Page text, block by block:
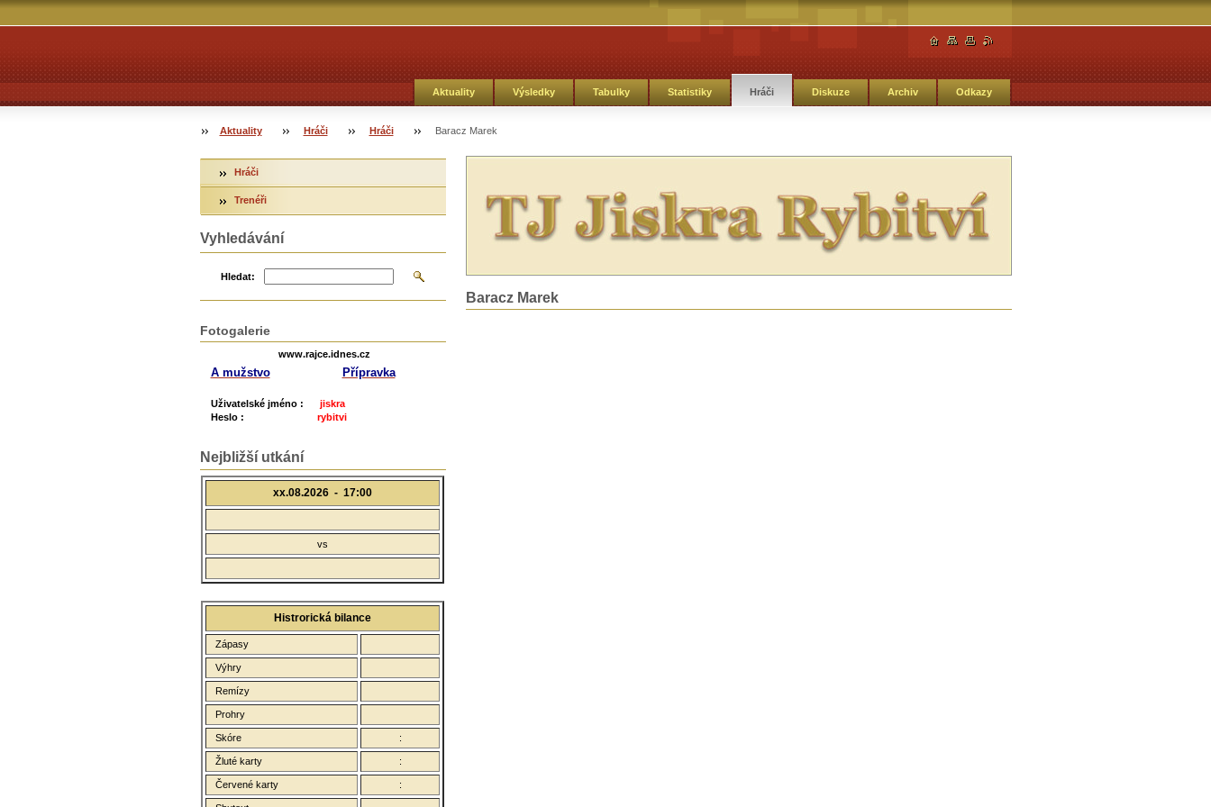
Aktuality Výsledky Tabulky Statistiky Hráči Diskuze Archiv Odkazy
Aktuality Hráči Hráči Baracz Marek
Baracz Marek
Hráči
Trenéři
Vyhledávání
Hledat:
Fotogalerie
www.rajce.idnes.cz
A mužstvo Přípravka
Uživatelské jméno : jiskra
Heslo : rybitvi
Nejbližší utkání
xx.08.2026 - 17:00
vs
Histrorická bilance
Zápasy
Výhry
Remízy
Prohry
Skóre :
Žluté karty :
Červené karty :